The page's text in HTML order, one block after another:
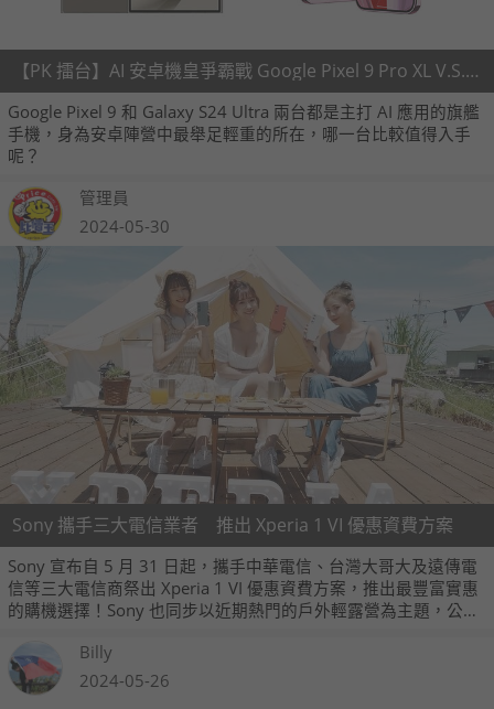
【PK 擂台】AI 安卓機皇爭霸戰 Google Pixel 9 Pro XL V.S. Samsung Galaxy S24 Ultra
Google Pixel 9 和 Galaxy S24 Ultra 兩台都是主打 AI 應用的旗艦
手機，身為安卓陣營中最舉足輕重的所在，哪一台比較值得入手
呢？
管理員
2024-05-30
Sony 攜手三大電信業者 推出 Xperia 1 VI 優惠資費方案
Sony 宣布自 5 月 31 日起，攜手中華電信、台灣大哥大及遠傳電
信等三大電信商祭出 Xperia 1 VI 優惠資費方案，推出最豐富實惠
的購機選擇！Sony 也同步以近期熱門的戶外輕露營為主題，公開
大生活裡更多精彩時刻！
Billy
2024-05-26